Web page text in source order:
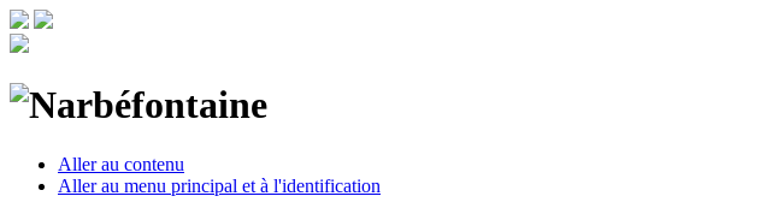
Aller au contenu
Aller au menu principal et à l'identification